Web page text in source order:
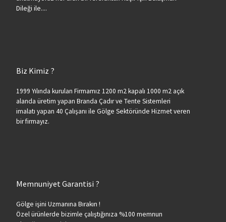
Dileği ile....
Biz Kimiz ?
1999 Yılında kurulan Firmamız 1200 m2 kapalı 1000 m2 açık
alanda üretim yapan Branda Çadır ve Tente Sistemleri
imalatı yapan 40 Çalışanı ile Gölge Sektöründe Hizmet veren
bir firmayız.
Memnuniyet Garantisi ?
Gölge işini Uzmanına Bırakın !
Özel ürünlerde bizimle çalıştığınıza %100 memnun